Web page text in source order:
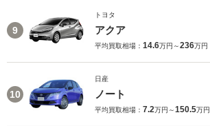
9
トヨタ
アクア
平均買取相場： 14.6万円～236万円
10
日産
ノート
平均買取相場： 7.2万円～150.5万円